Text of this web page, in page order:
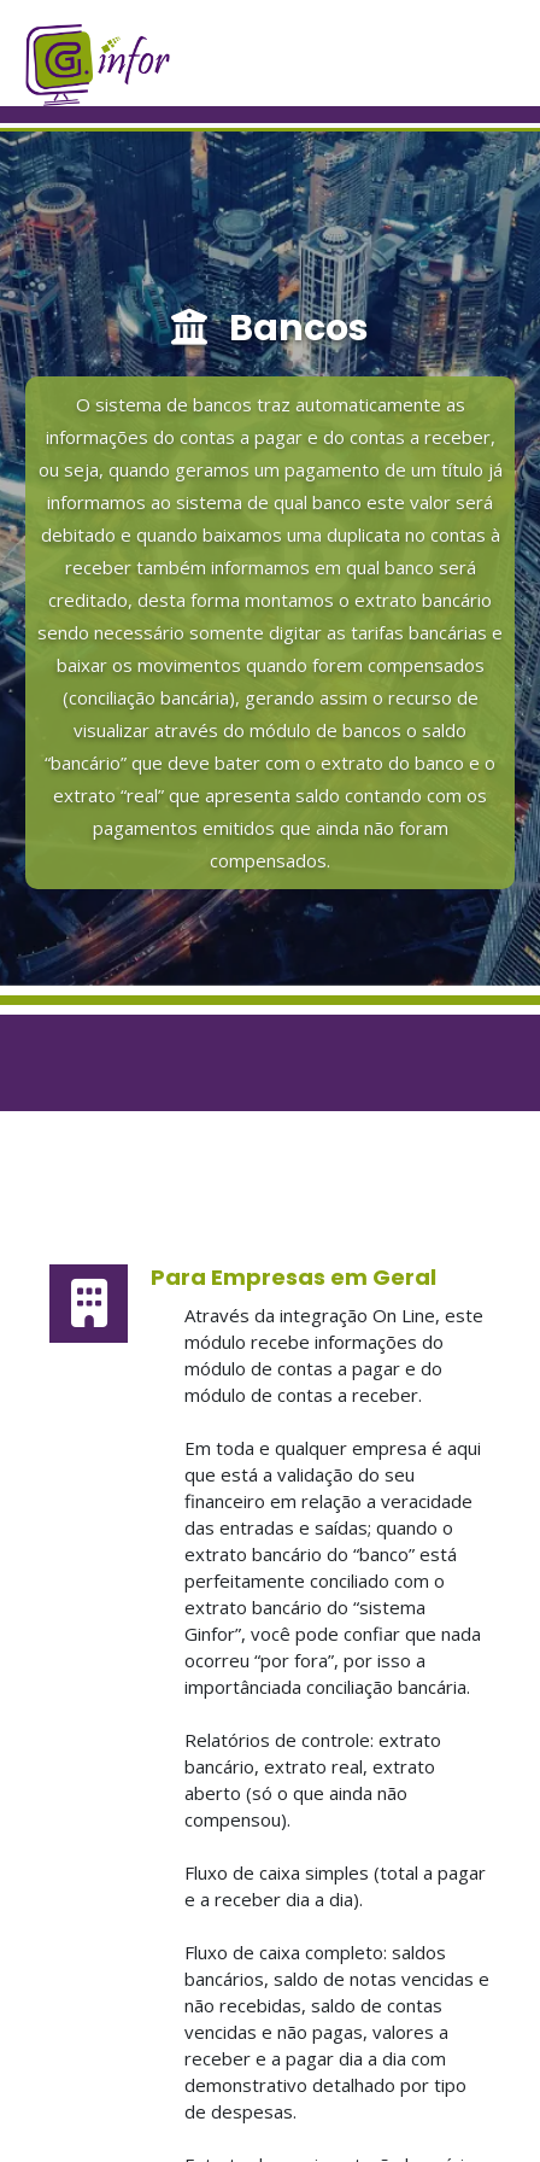
Bancos
O sistema de bancos traz automaticamente as
informações do contas a pagar e do contas a receber,
ou seja, quando geramos um pagamento de um título já
informamos ao sistema de qual banco este valor será
debitado e quando baixamos uma duplicata no contas à
receber também informamos em qual banco será
creditado, desta forma montamos o extrato bancário
sendo necessário somente digitar as tarifas bancárias e
baixar os movimentos quando forem compensados
(conciliação bancária), gerando assim o recurso de
visualizar através do módulo de bancos o saldo
“bancário” que deve bater com o extrato do banco e o
extrato “real” que apresenta saldo contando com os
pagamentos emitidos que ainda não foram
compensados.
Para Empresas em Geral
Através da integração On Line, este
módulo recebe informações do
módulo de contas a pagar e do
módulo de contas a receber.
Em toda e qualquer empresa é aqui
que está a validação do seu
financeiro em relação a veracidade
das entradas e saídas; quando o
extrato bancário do “banco” está
perfeitamente conciliado com o
extrato bancário do “sistema
Ginfor”, você pode confiar que nada
ocorreu “por fora”, por isso a
importânciada conciliação bancária.
Relatórios de controle: extrato
bancário, extrato real, extrato
aberto (só o que ainda não
compensou).
Fluxo de caixa simples (total a pagar
e a receber dia a dia).
Fluxo de caixa completo: saldos
bancários, saldo de notas vencidas e
não recebidas, saldo de contas
vencidas e não pagas, valores a
receber e a pagar dia a dia com
demonstrativo detalhado por tipo
de despesas.